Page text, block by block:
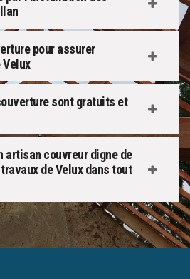
pour assurer
Velux
sont gratuits et
artisan couvreur digne de
de Velux dans tout